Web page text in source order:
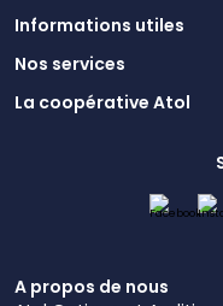
Informations utiles
Nos services
La coopérative Atol
A propos de nous